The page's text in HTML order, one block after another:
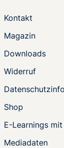
Kontakt
Magazin
Downloads
Widerruf
Shop
E-Learnings
Mediadaten